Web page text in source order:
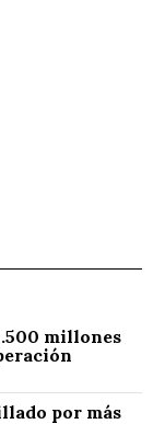
millones
por más